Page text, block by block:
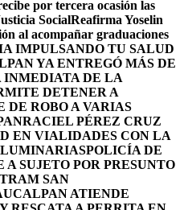
por tercera ocasión las
SocialReafirma Yoselin
al acompañar graduaciones
IMPULSANDO TU SALUD
YA ENTREGÓ MÁS DE
INMEDIATA DE LA
DETENER A
DE ROBO A VARIAS
RACIEL PÉREZ CRUZ
EN VIALIDADES CON LA
LUMINARIASPOLICÍA DE
SUJETO POR PRESUNTO
SAN
ATIENDE